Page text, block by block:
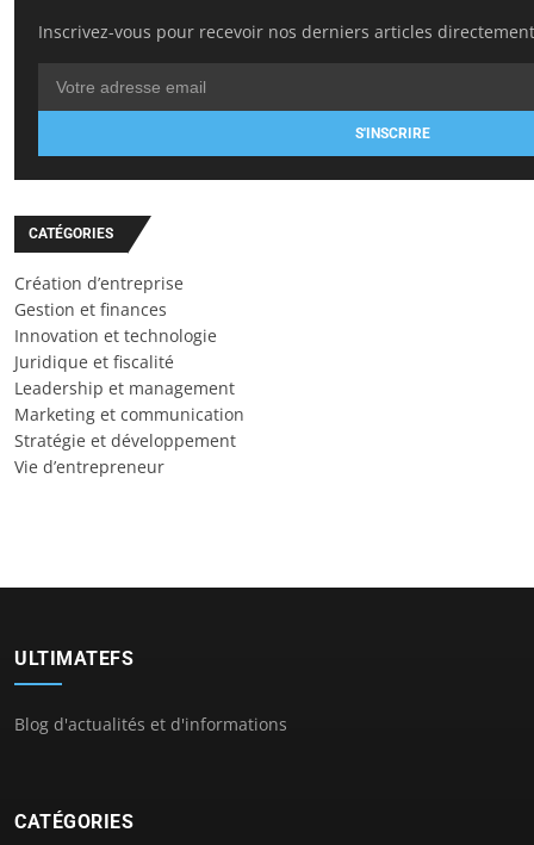
Inscrivez-vous pour recevoir nos derniers articles
S'INSCRIRE
CATÉGORIES
Création d’entreprise
Gestion et finances
Innovation et technologie
Juridique et fiscalité
Leadership et management
Marketing et communication
Stratégie et développement
Vie d’entrepreneur
ULTIMATEFS
Blog d'actualités et d'informations
CATÉGORIES